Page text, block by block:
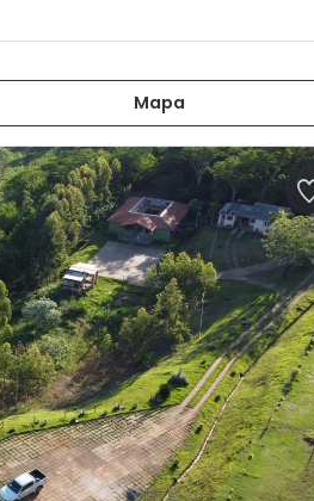
Mapa